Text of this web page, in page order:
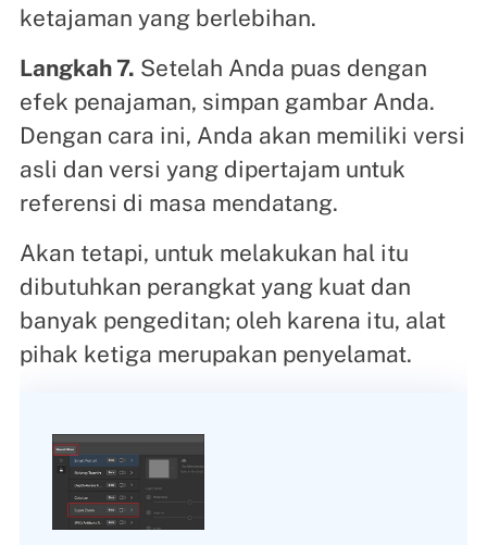
ketajaman yang berlebihan.
Langkah 7. Setelah Anda puas dengan
efek penajaman, simpan gambar Anda.
Dengan cara ini, Anda akan memiliki versi
asli dan versi yang dipertajam untuk
referensi di masa mendatang.
Akan tetapi, untuk melakukan hal itu
dibutuhkan perangkat yang kuat dan
banyak pengeditan; oleh karena itu, alat
pihak ketiga merupakan penyelamat.